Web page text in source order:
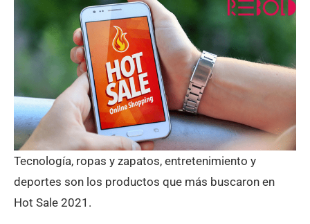
Tecnología, ropas y zapatos, entretenimiento y
deportes son los productos que más buscaron en
Hot Sale 2021.